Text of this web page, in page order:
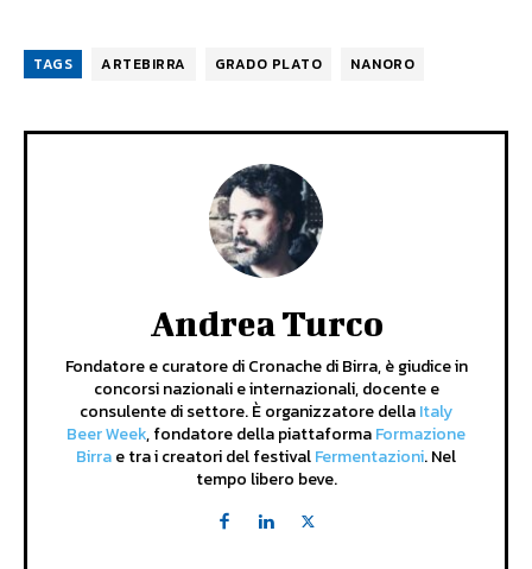
TAGS ARTEBIRRA GRADO PLATO NANORO
Andrea Turco
Fondatore e curatore di Cronache di Birra, è giudice in
concorsi nazionali e internazionali, docente e
consulente di settore. È organizzatore dellaItaly
Beer Week, fondatore della piattaformaFormazione
Birrae tra i creatori del festivalFermentazioni. Nel
tempo libero beve.